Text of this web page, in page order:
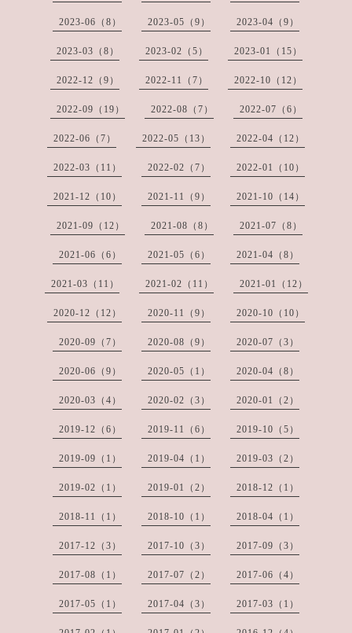
2023-06（8） 2023-05（9） 2023-04（9）
2023-03（8） 2023-02（5） 2023-01（15）
2022-12（9） 2022-11（7） 2022-10（12）
2022-09（19） 2022-08（7） 2022-07（6）
2022-06（7） 2022-05（13） 2022-04（12）
2022-03（11） 2022-02（7） 2022-01（10）
2021-12（10） 2021-11（9） 2021-10（14）
2021-09（12） 2021-08（8） 2021-07（8）
2021-06（6） 2021-05（6） 2021-04（8）
2021-03（11） 2021-02（11） 2021-01（12）
2020-12（12） 2020-11（9） 2020-10（10）
2020-09（7） 2020-08（9） 2020-07（3）
2020-06（9） 2020-05（1） 2020-04（8）
2020-03（4） 2020-02（3） 2020-01（2）
2019-12（6） 2019-11（6） 2019-10（5）
2019-09（1） 2019-04（1） 2019-03（2）
2019-02（1） 2019-01（2） 2018-12（1）
2018-11（1） 2018-10（1） 2018-04（1）
2017-12（3） 2017-10（3） 2017-09（3）
2017-08（1） 2017-07（2） 2017-06（4）
2017-05（1） 2017-04（3） 2017-03（1）